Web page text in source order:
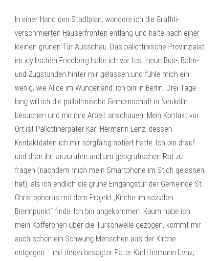
In einer Hand den Stadtplan, wandere ich die Graffiti-
verschmierten Häuserfronten entlang und halte nach einer
kleinen grünen Tür Ausschau. Das pallottinische Provinzialat
im idyllischen Friedberg habe ich vor fast neun Bus-, Bahn-
und Zugstunden hinter mir gelassen und fühle mich ein
wenig, wie Alice im Wunderland: ich bin in Berlin. Drei Tage
lang will ich die pallottinische Gemeinschaft in Neukölln
besuchen und mir ihre Arbeit anschauen. Mein Kontakt vor
Ort ist Pallottinerpater Karl Hermann Lenz, dessen
Kontaktdaten ich mir sorgfältig notiert hatte. Ich bin drauf
und dran ihn anzurufen und um geografischen Rat zu
fragen (nachdem mich mein Smartphone im Stich gelassen
hat), als ich endlich die grüne Eingangstür der Gemeinde St.
Christophorus mit dem Projekt „Kirche im sozialen
Brennpunkt“ finde. Ich bin angekommen. Kaum habe ich
mein Köfferchen über die Türschwelle gezogen, kommt mir
auch schon ein Schwung Menschen aus der Kirche
entgegen – mit ihnen besagter Pater Karl Hermann Lenz,